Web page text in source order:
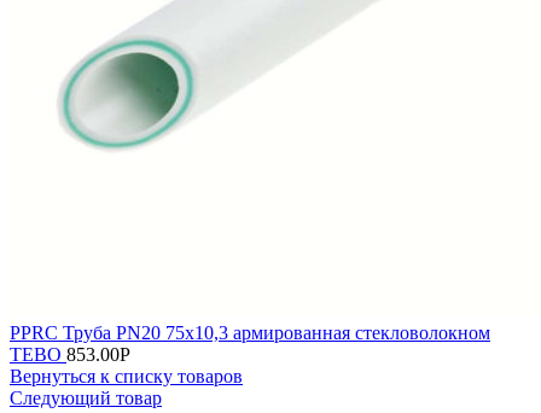
PPRC Труба PN20 75х10,3 армированная стекловолокном
TEBO 853.00Р
Вернуться к списку товаров
Следующий товар